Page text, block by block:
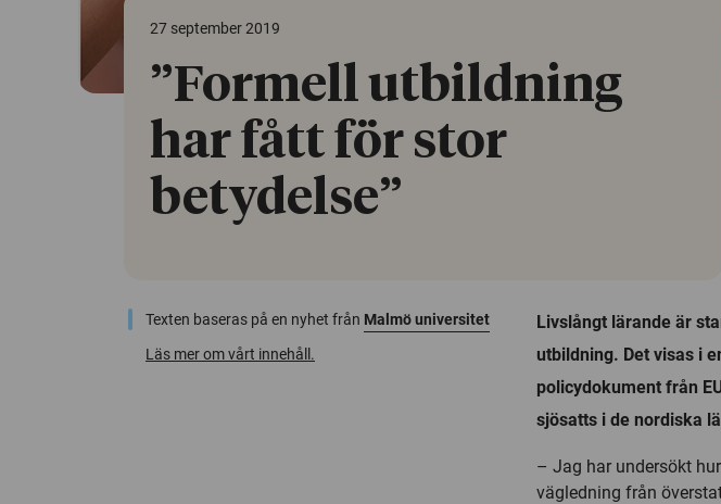
27 september 2019
”Formell utbildning
har fått för stor
betydelse”
Texten baseras på en nyhet från Malmö universitet
Läs mer om vårt innehåll.
Livslångt lärande är
utbildning. Det visas i
policydokument från
sjösatts i de nordiska
– Jag har undersökt
vägledning från